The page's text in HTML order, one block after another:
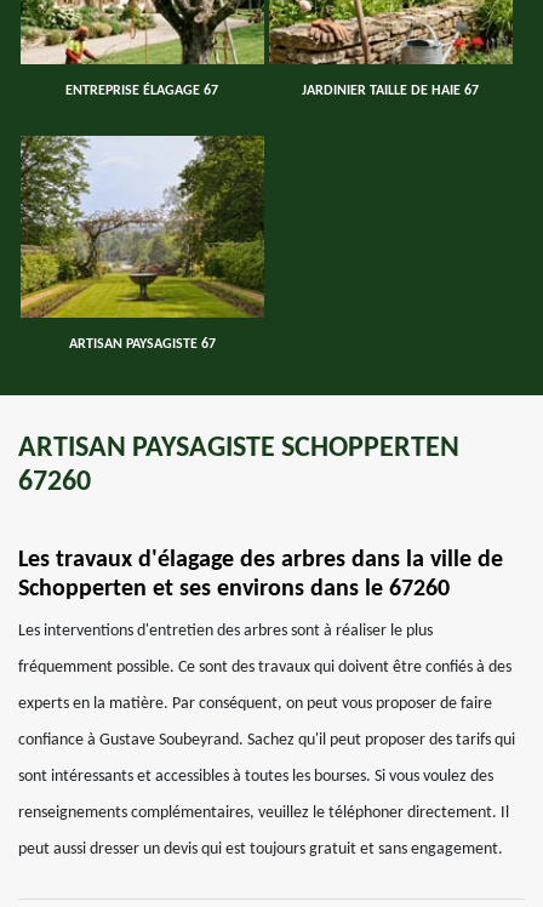
ENTREPRISE ÉLAGAGE 67 JARDINIER TAILLE DE HAIE 67
ARTISAN PAYSAGISTE 67
ARTISAN PAYSAGISTE SCHOPPERTEN
67260
Les travaux d'élagage des arbres dans la ville de
Schopperten et ses environs dans le 67260
Les interventions d'entretien des arbres sont à réaliser le plus
fréquemment possible. Ce sont des travaux qui doivent être confiés à des
experts en la matière. Par conséquent, on peut vous proposer de faire
confiance à Gustave Soubeyrand. Sachez qu'il peut proposer des tarifs qui
sont intéressants et accessibles à toutes les bourses. Si vous voulez des
renseignements complémentaires, veuillez le téléphoner directement. Il
peut aussi dresser un devis qui est toujours gratuit et sans engagement.